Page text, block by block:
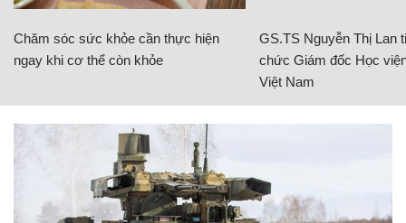
Chăm sóc sức khỏe cần thực hiện
ngay khi cơ thể còn khỏe
GS.TS Nguyễn Thị Lan
chức Giám đốc Học
Việt Nam